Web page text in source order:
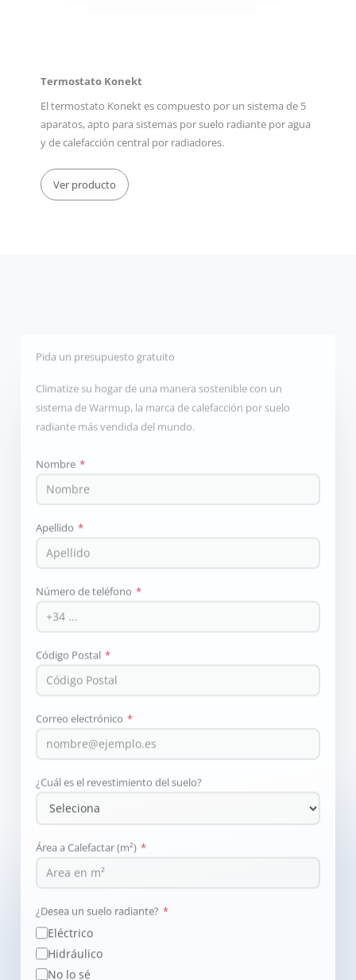
Termostato Konekt
El termostato Konekt es compuesto por un sistema de 5
aparatos, apto para sistemas por suelo radiante por agua
y de calefacción central por radiadores.
Ver producto
Pida un presupuesto gratuito
Climatize su hogar de una manera sostenible con un
sistema de Warmup, la marca de calefacción por suelo
radiante más vendida del mundo.
Nombre *
Apellido *
Número de teléfono *
Código Postal *
Correo electrónico *
¿Cuál es el revestimiento del suelo?
Área a Calefactar (m²) *
¿Desea un suelo radiante? *
Eléctrico
Hidráulico
No lo sé